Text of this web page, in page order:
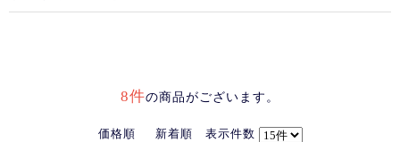
8件の商品がございます。
価格順 新着順 表示件数